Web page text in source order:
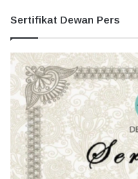
Sertifikat Dewan Pers